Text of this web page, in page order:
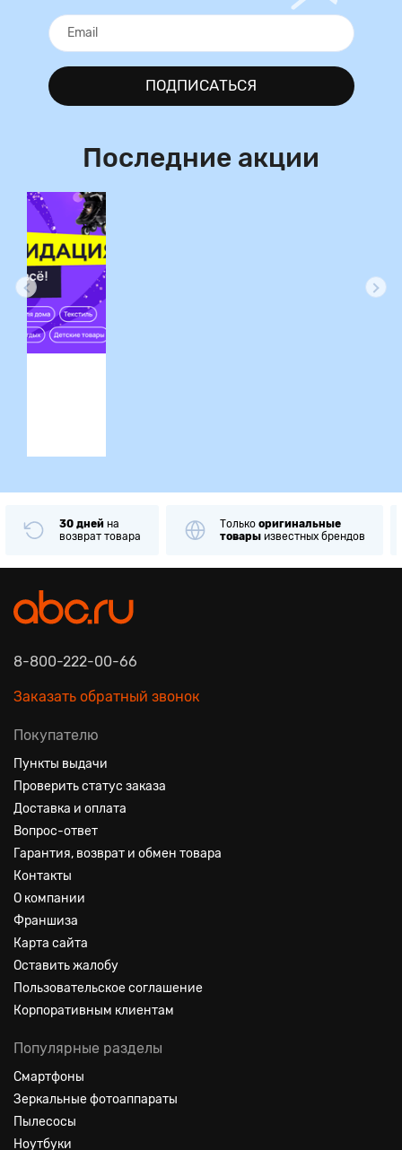
ПОДПИСАТЬСЯ
Последние акции
30 дней на
возврат товара
Только оригинальные
товары известных брендов
8-800-222-00-66
Заказать обратный звонок
Покупателю
Пункты выдачи
Проверить статус заказа
Доставка и оплата
Вопрос-ответ
Гарантия, возврат и обмен товара
Контакты
О компании
Франшиза
Карта сайта
Оставить жалобу
Пользовательское соглашение
Корпоративным клиентам
Популярные разделы
Смартфоны
Зеркальные фотоаппараты
Пылесосы
Ноутбуки